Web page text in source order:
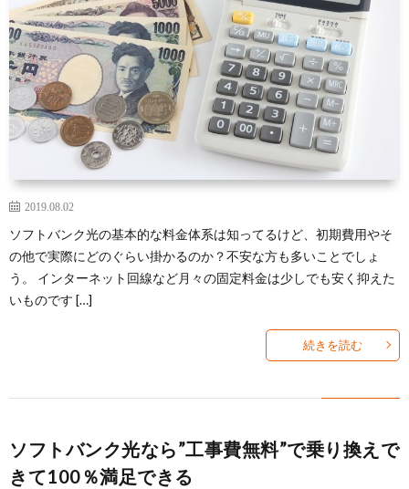
2019.08.02
ソフトバンク光の基本的な料金体系は知ってるけど、初期費用やそ
の他で実際にどのぐらい掛かるのか？不安な方も多いことでしょ
う。 インターネット回線など月々の固定料金は少しでも安く抑えた
いものです […]
続きを読む
ソフトバンク光なら”工事費無料”で乗り換えで
きて100％満足できる